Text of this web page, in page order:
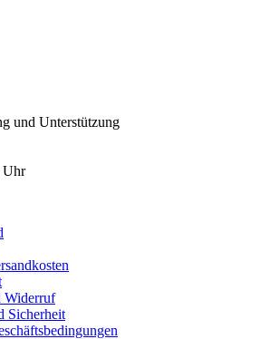
und Unterstützung
Uhr
Widerruf
Sicherheit